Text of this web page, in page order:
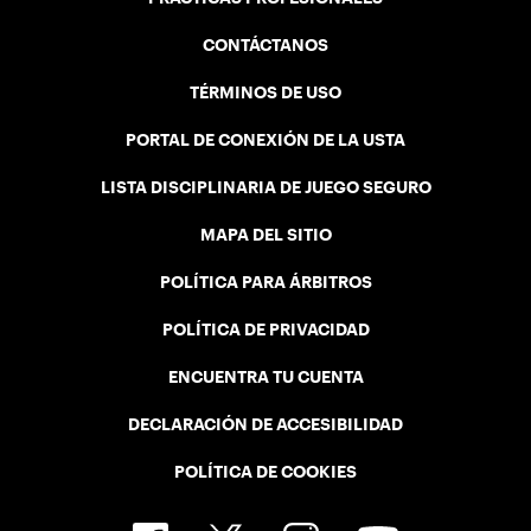
CONTÁCTANOS
TÉRMINOS DE USO
PORTAL DE CONEXIÓN DE LA USTA
LISTA DISCIPLINARIA DE JUEGO SEGURO
MAPA DEL SITIO
POLÍTICA PARA ÁRBITROS
POLÍTICA DE PRIVACIDAD
ENCUENTRA TU CUENTA
DECLARACIÓN DE ACCESIBILIDAD
POLÍTICA DE COOKIES